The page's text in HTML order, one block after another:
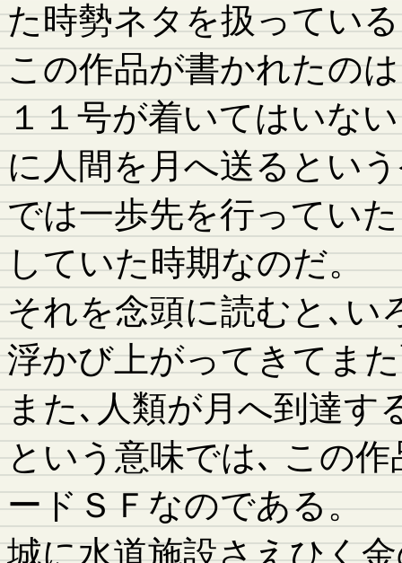
た時勢ネタを扱ってい
この作品が書かれたの
１１号が着いてはいな
に人間を月へ送るとい
では一歩先を行ってい
していた時期なのだ。
それを念頭に読むと､い
浮かび上がってきてま
また､人類が月へ到達す
という意味では､ この
ードＳＦなのである。
城に水道施設さえひく